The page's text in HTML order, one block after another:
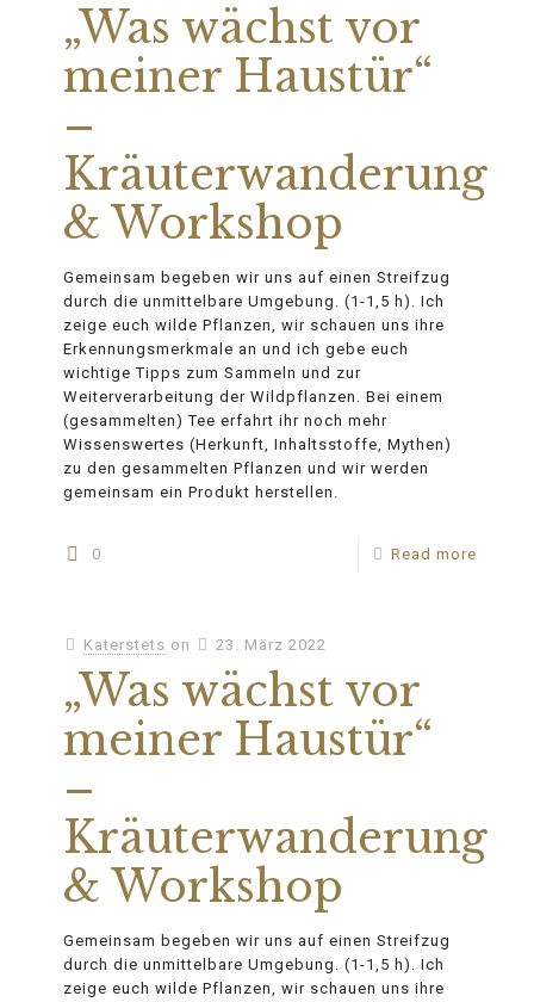
„Was wächst vor
meiner Haustür“
–
Kräuterwanderung
& Workshop
Gemeinsam begeben wir uns auf einen Streifzug
durch die unmittelbare Umgebung. (1-1,5 h). Ich
zeige euch wilde Pflanzen, wir schauen uns ihre
Erkennungsmerkmale an und ich gebe euch
wichtige Tipps zum Sammeln und zur
Weiterverarbeitung der Wildpflanzen. Bei einem
(gesammelten) Tee erfahrt ihr noch mehr
Wissenswertes (Herkunft, Inhaltsstoffe, Mythen)
zu den gesammelten Pflanzen und wir werden
gemeinsam ein Produkt herstellen.
0 Read more
Katerstets on 23. März 2022
„Was wächst vor
meiner Haustür“
–
Kräuterwanderung
& Workshop
Gemeinsam begeben wir uns auf einen Streifzug
durch die unmittelbare Umgebung. (1-1,5 h). Ich
zeige euch wilde Pflanzen, wir schauen uns ihre